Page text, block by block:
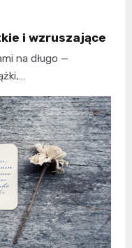
i wzruszające
na długo —